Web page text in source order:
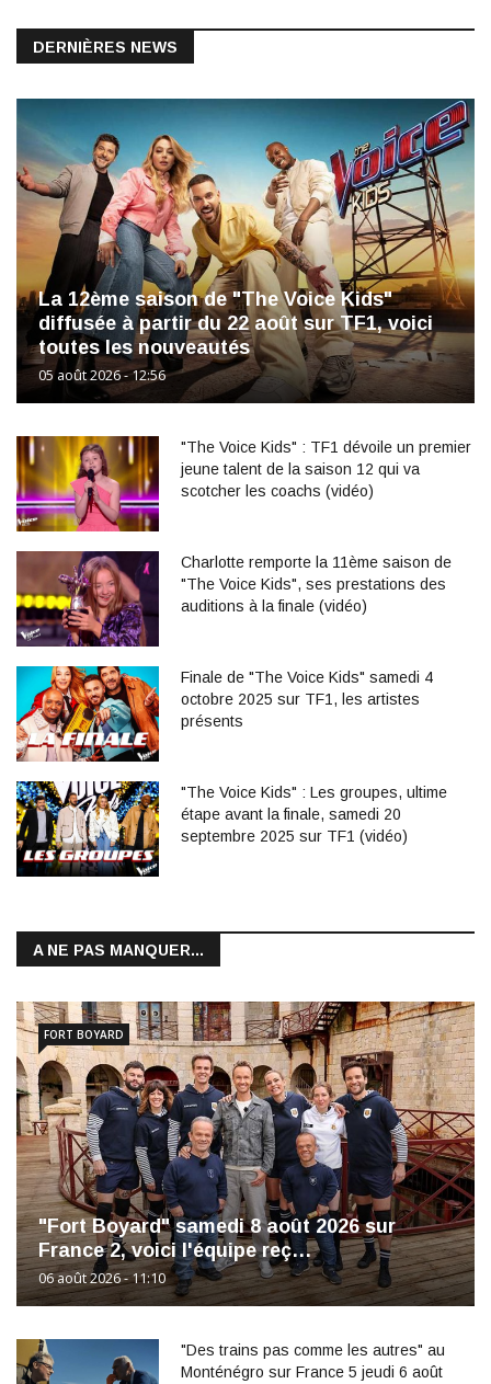
DERNIÈRES NEWS
La 12ème saison de "The Voice Kids"
diffusée à partir du 22 août sur TF1, voici
toutes les nouveautés
05 août 2026 - 12:56
"The Voice Kids" : TF1 dévoile un premier
jeune talent de la saison 12 qui va
scotcher les coachs (vidéo)
Charlotte remporte la 11ème saison de
"The Voice Kids", ses prestations des
auditions à la finale (vidéo)
Finale de "The Voice Kids" samedi 4
octobre 2025 sur TF1, les artistes
présents
"The Voice Kids" : Les groupes, ultime
étape avant la finale, samedi 20
septembre 2025 sur TF1 (vidéo)
A NE PAS MANQUER...
"Fort Boyard" samedi 8 août 2026 sur
France 2, voici l'équipe reç…
06 août 2026 - 11:10
FORT BOYARD
"Des trains pas comme les autres" au
Monténégro sur France 5 jeudi 6 août